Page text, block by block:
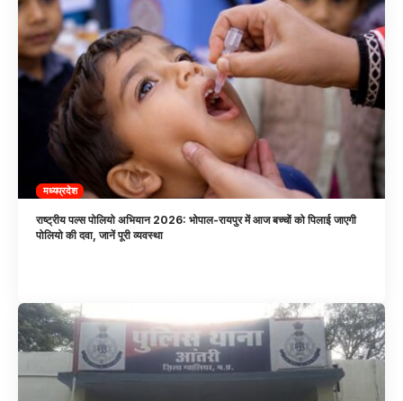
मध्यप्रदेश
राष्ट्रीय पल्स पोलियो अभियान 2026: भोपाल-रायपुर में आज बच्चों को पिलाई जाएगी
पोलियो की दवा, जानें पूरी व्यवस्था